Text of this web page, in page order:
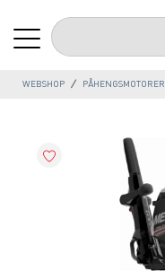
WEBSHOP PÅHENGSMOTORER